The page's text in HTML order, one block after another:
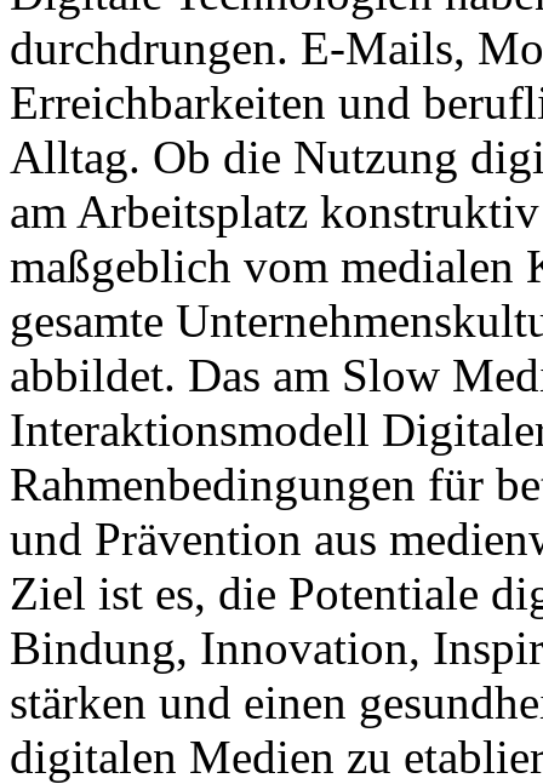
durchdrungen. E-Mails,
Erreichbarkeiten und
Alltag. Ob die Nutzung
am Arbeitsplatz
maßgeblich vom medialen
gesamte
abbildet. Das am Slow
Interaktionsmodell
Rahmenbedingungen für
und Prävention aus
Ziel ist es, die Potentiale
Bindung, Innovation,
stärken und einen
digitalen Medien zu